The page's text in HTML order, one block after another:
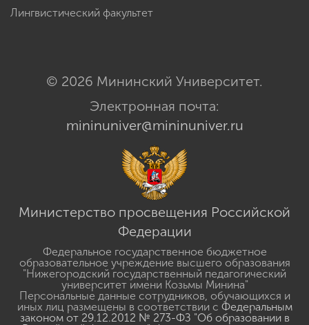
Лингвистический факультет
© 2026 Мининский Университет.
Электронная почта:
mininuniver@mininuniver.ru
Министерство просвещения Российской
Федерации
Федеральное государственное бюджетное
образовательное учреждение высшего образования
"Нижегородский государственный педагогический
университет имени Козьмы Минина"
Персональные данные сотрудников, обучающихся и
иных лиц размещены в соответствии с Федеральным
законом от 29.12.2012 № 273-ФЗ "Об образовании в